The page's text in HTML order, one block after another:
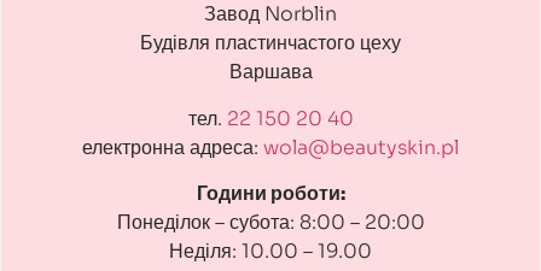
Завод Norblin
Будівля пластинчастого цеху
Варшава
тел. 22 150 20 40
електронна адреса: wola@beautyskin.pl
Години роботи:
Понеділок – субота: 8:00 – 20:00
Неділя: 10.00 – 19.00